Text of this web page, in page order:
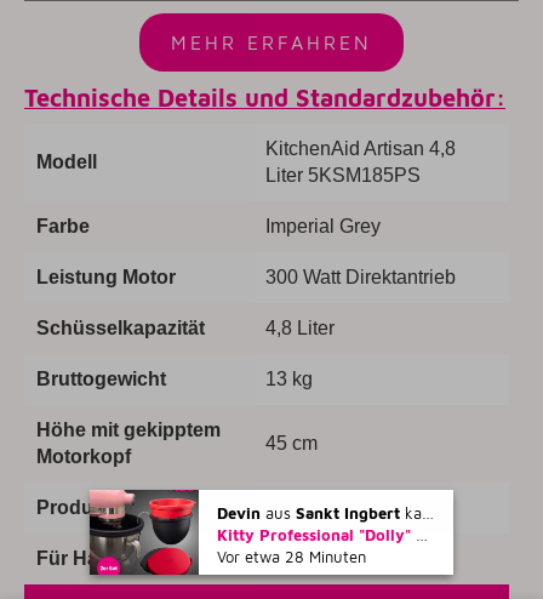
MEHR ERFAHREN
Technische Details und Standardzubehör:
Modell
KitchenAid Artisan 4,8
Liter 5KSM185PS
Farbe Imperial Grey
Leistung Motor 300 Watt Direktantrieb
Schüsselkapazität 4,8 Liter
Bruttogewicht 13 kg
Höhe mit gekipptem
Motorkopf
45 cm
Produktabmessung 34,3 x 21,1 x 33,8 cm
Für Haushaltsgrößen 1-4 Personen
Devin aus Sankt Ingbert kaufte gerade
Kitty Professional "Dolly" 2er Set Profi-Schüsseleinsätze mit Deckel kompatibel mit KitchenAid 4,7 und 4,8 Liter Rührschüsseln
Vor etwa 28 Minuten